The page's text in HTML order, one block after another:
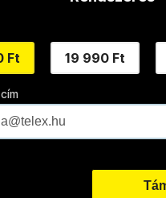
Ft 19 990 Ft